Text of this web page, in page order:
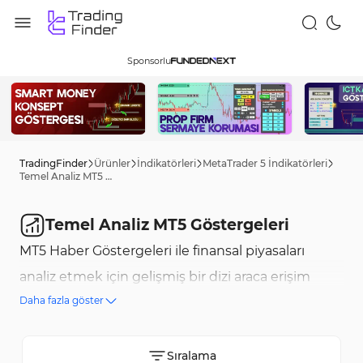
Sponsorlu
TradingFinder Ürünler İndikatörleri MetaTrader 5 İndikatörleri
Temel Analiz MT5 Göstergeleri
Temel Analiz MT5 Göstergeleri
MT5 Haber Göstergeleri ile finansal piyasaları
analiz etmek için gelişmiş bir dizi araca erişim
sağlayacaksınız. Bu göstergeler, haberleri ve
kararları almanıza yardımcı olur. MT5 platformu
Daha fazla göster
Sıralama